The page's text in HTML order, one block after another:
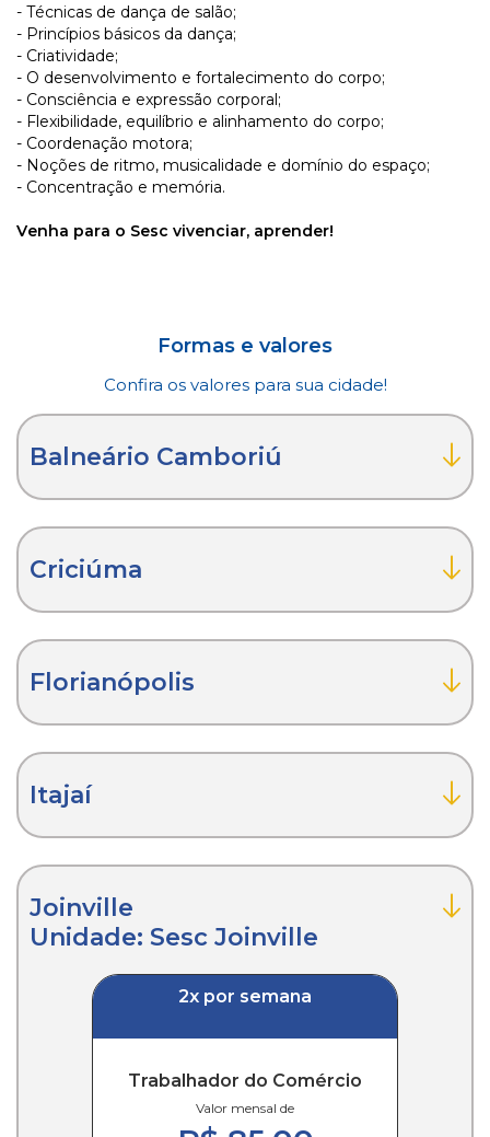
- Técnicas de dança de salão;
- Princípios básicos da dança;
- Criatividade;
- O desenvolvimento e fortalecimento do corpo;
- Consciência e expressão corporal;
- Flexibilidade, equilíbrio e alinhamento do corpo;
- Coordenação motora;
- Noções de ritmo, musicalidade e domínio do espaço;
- Concentração e memória.
Venha para o Sesc vivenciar, aprender!
Formas e valores
Confira os valores para sua cidade!
Balneário Camboriú
Criciúma
Florianópolis
Itajaí
Joinville
Unidade: Sesc Joinville
2x por semana
Trabalhador do Comércio
Valor mensal de